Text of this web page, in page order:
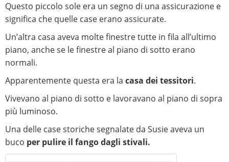
Questo piccolo sole era un segno di una assicurazione e
significa che quelle case erano assicurate.
Un’altra casa aveva molte finestre tutte in fila all’ultimo
piano, anche se le finestre al piano di sotto erano
normali.
Apparentemente questa era la casa dei tessitori.
Vivevano al piano di sotto e lavoravano al piano di sopra
più luminoso.
Una delle case storiche segnalate da Susie aveva un
buco per pulire il fango dagli stivali.